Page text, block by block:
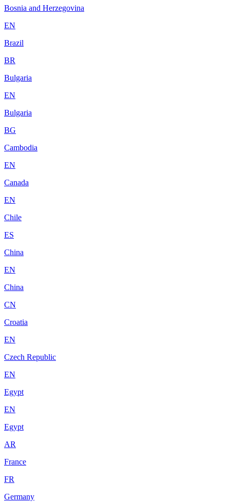
Bosnia and Herzegovina
EN
Brazil
BR
Bulgaria
EN
Bulgaria
BG
Cambodia
EN
Canada
EN
Chile
ES
China
EN
China
CN
Croatia
EN
Czech Republic
EN
Egypt
EN
Egypt
AR
France
FR
Germany